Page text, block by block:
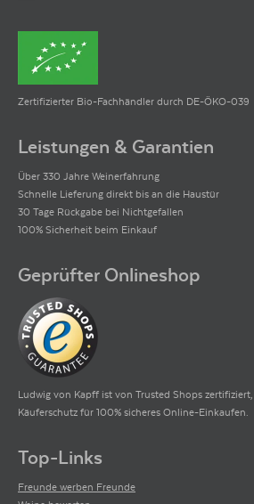
Zertifizierter Bio-Fachhändler durch DE-ÖKO-039
Leistungen & Garantien
Über 330 Jahre Weinerfahrung
Schnelle Lieferung direkt bis an die Haustür
30 Tage Rückgabe bei Nichtgefallen
100% Sicherheit beim Einkauf
Geprüfter Onlineshop
Ludwig von Kapff ist von Trusted Shops
Käuferschutz für 100% sicheres Online-Einkaufen.
Top-Links
Freunde werben Freunde